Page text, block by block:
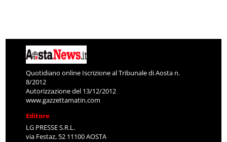
Quotidiano online Iscrizione al Tribunale di Aosta n.
8/2012
Autorizzazione del 13/12/2012
www.gazzettamatin.com
Editore
LG PRESSE S.R.L.
via Festaz, 52 11100 AOSTA